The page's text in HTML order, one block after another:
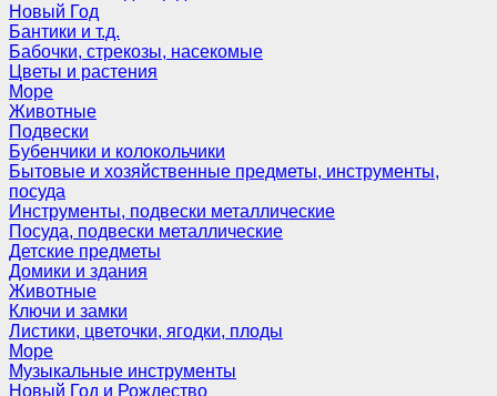
Новый Год
Бантики и т.д.
Бабочки, стрекозы, насекомые
Цветы и растения
Море
Животные
Подвески
Бубенчики и колокольчики
Бытовые и хозяйственные предметы, инструменты,
посуда
Инструменты, подвески металлические
Посуда, подвески металлические
Детские предметы
Домики и здания
Животные
Ключи и замки
Листики, цветочки, ягодки, плоды
Море
Музыкальные инструменты
Новый Год и Рождество